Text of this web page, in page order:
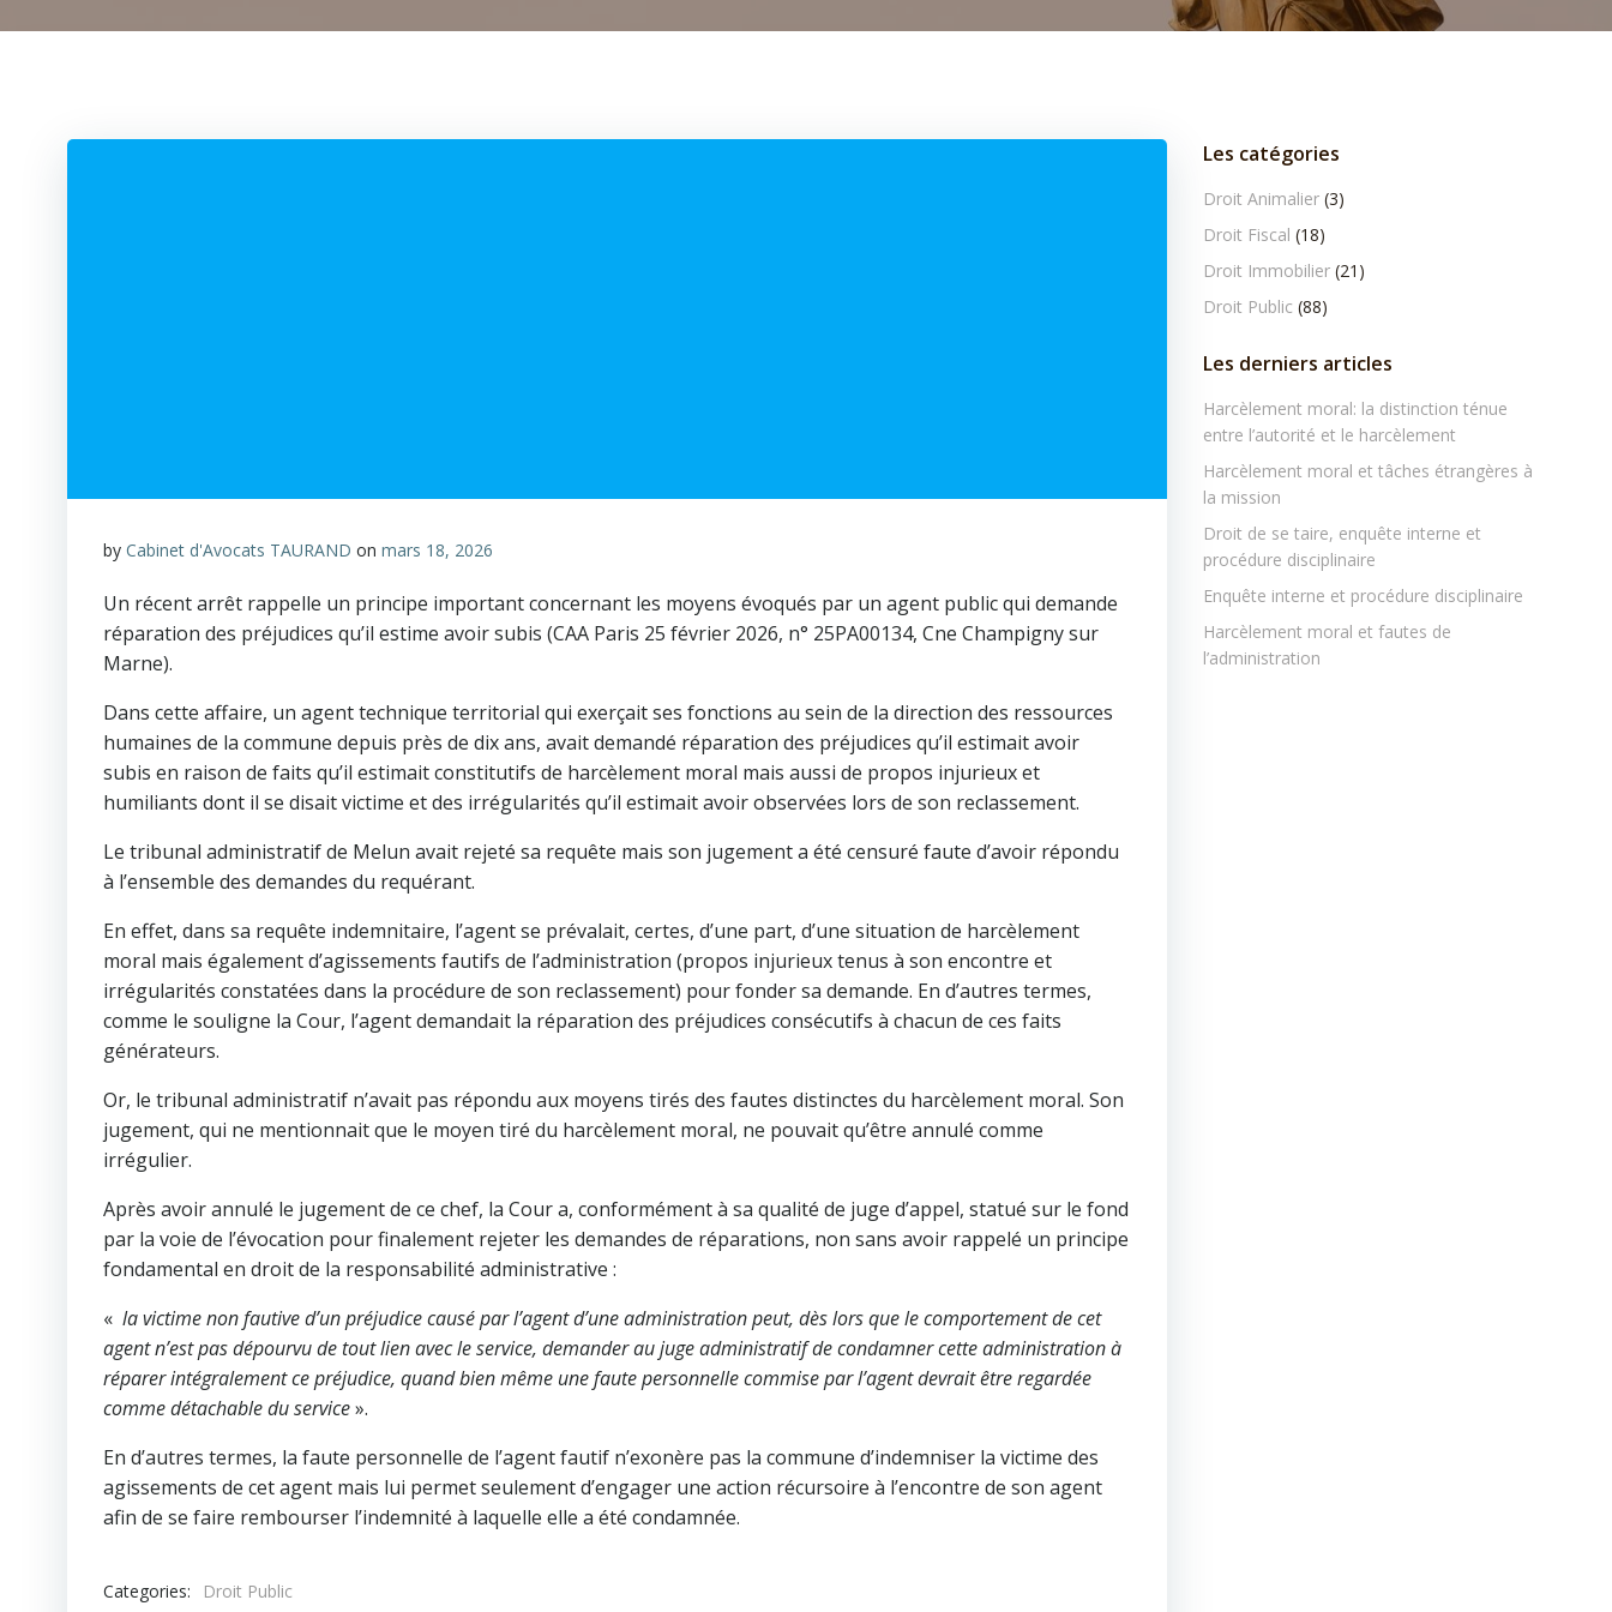
by Cabinet d'Avocats TAURAND on mars 18, 2026
Un récent arrêt rappelle un principe important concernant les moyens évoqués par un agent public qui demande
réparation des préjudices qu’il estime avoir subis (CAA Paris 25 février 2026, n° 25PA00134, Cne Champigny sur
Marne).
Dans cette affaire, un agent technique territorial qui exerçait ses fonctions au sein de la direction des ressources
humaines de la commune depuis près de dix ans, avait demandé réparation des préjudices qu’il estimait avoir
subis en raison de faits qu’il estimait constitutifs de harcèlement moral mais aussi de propos injurieux et
humiliants dont il se disait victime et des irrégularités qu’il estimait avoir observées lors de son reclassement.
Le tribunal administratif de Melun avait rejeté sa requête mais son jugement a été censuré faute d’avoir répondu
à l’ensemble des demandes du requérant.
En effet, dans sa requête indemnitaire, l’agent se prévalait, certes, d’une part, d’une situation de harcèlement
moral mais également d’agissements fautifs de l’administration (propos injurieux tenus à son encontre et
irrégularités constatées dans la procédure de son reclassement) pour fonder sa demande. En d’autres termes,
comme le souligne la Cour, l’agent demandait la réparation des préjudices consécutifs à chacun de ces faits
générateurs.
Or, le tribunal administratif n’avait pas répondu aux moyens tirés des fautes distinctes du harcèlement moral. Son
jugement, qui ne mentionnait que le moyen tiré du harcèlement moral, ne pouvait qu’être annulé comme
irrégulier.
Après avoir annulé le jugement de ce chef, la Cour a, conformément à sa qualité de juge d’appel, statué sur le fond
par la voie de l’évocation pour finalement rejeter les demandes de réparations, non sans avoir rappelé un principe
fondamental en droit de la responsabilité administrative :
« la victime non fautive d’un préjudice causé par l’agent d’une administration peut, dès lors que le comportement de cet
agent n’est pas dépourvu de tout lien avec le service, demander au juge administratif de condamner cette administration à
réparer intégralement ce préjudice, quand bien même une faute personnelle commise par l’agent devrait être regardée
comme détachable du service».
En d’autres termes, la faute personnelle de l’agent fautif n’exonère pas la commune d’indemniser la victime des
agissements de cet agent mais lui permet seulement d’engager une action récursoire à l’encontre de son agent
afin de se faire rembourser l’indemnité à laquelle elle a été condamnée.
Categories:
Droit Public
Les catégories
Droit Animalier(3)
Droit Fiscal (18)
Droit Immobilier(21)
Droit Public (88)
Les derniers articles
Harcèlement moral: la distinction ténue
entre l’autorité et le harcèlement
Harcèlement moral et tâches étrangères à
la mission
Droit de se taire, enquête interne et
procédure disciplinaire
Enquête interne et procédure disciplinaire
Harcèlement moral et fautes de
l’administration